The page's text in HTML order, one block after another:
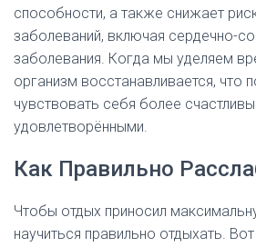
способности, а также снижает
заболеваний, включая сердечно-
заболевания. Когда мы уделяем
организм восстанавливается, что
чувствовать себя более
удовлетворёнными.
Как Правильно
Чтобы отдых приносил
научиться правильно отдыхать.